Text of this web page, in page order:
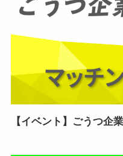
【イベント】ごうつ